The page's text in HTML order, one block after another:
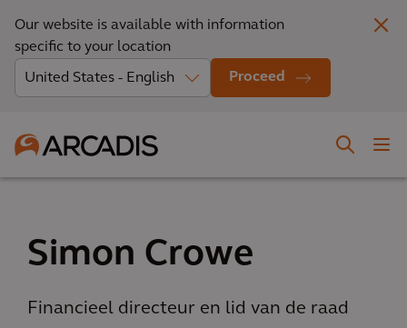
Our website is available with information
specific to your location
Proceed
Simon Crowe
Financieel directeur en lid van de raad